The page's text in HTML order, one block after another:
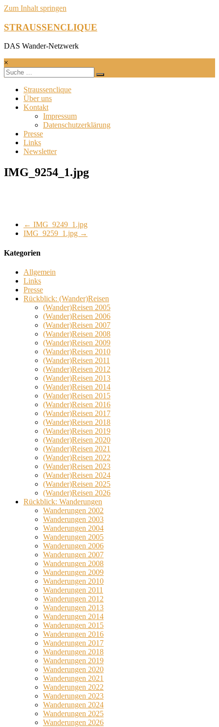
Zum Inhalt springen
STRAUSSENCLIQUE
DAS Wander-Netzwerk
×
Straussenclique
Über uns
Kontakt
Impressum
Datenschutzerklärung
Presse
Links
Newsletter
IMG_9254_1.jpg
← IMG_9249_1.jpg
IMG_9259_1.jpg →
Kategorien
Allgemein
Links
Presse
Rückblick: (Wander)Reisen
(Wander)Reisen 2005
(Wander)Reisen 2006
(Wander)Reisen 2007
(Wander)Reisen 2008
(Wander)Reisen 2009
(Wander)Reisen 2010
(Wander)Reisen 2011
(Wander)Reisen 2012
(Wander)Reisen 2013
(Wander)Reisen 2014
(Wander)Reisen 2015
(Wander)Reisen 2016
(Wander)Reisen 2017
(Wander)Reisen 2018
(Wander)Reisen 2019
(Wander)Reisen 2020
(Wander)Reisen 2021
(Wander)Reisen 2022
(Wander)Reisen 2023
(Wander)Reisen 2024
(Wander)Reisen 2025
(Wander)Reisen 2026
Rückblick: Wanderungen
Wanderungen 2002
Wanderungen 2003
Wanderungen 2004
Wanderungen 2005
Wanderungen 2006
Wanderungen 2007
Wanderungen 2008
Wanderungen 2009
Wanderungen 2010
Wanderungen 2011
Wanderungen 2012
Wanderungen 2013
Wanderungen 2014
Wanderungen 2015
Wanderungen 2016
Wanderungen 2017
Wanderungen 2018
Wanderungen 2019
Wanderungen 2020
Wanderungen 2021
Wanderungen 2022
Wanderungen 2023
Wanderungen 2024
Wanderungen 2025
Wanderungen 2026